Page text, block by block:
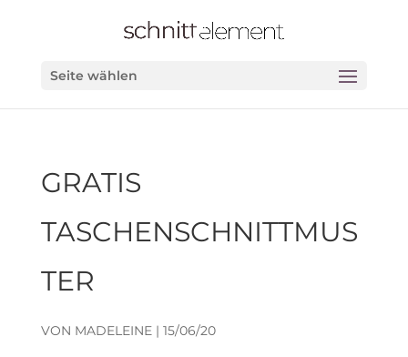
Seite wählen
GRATIS
TASCHENSCHNITTMUS
TER
VON MADELEINE| 15/06/20